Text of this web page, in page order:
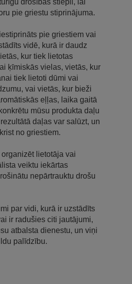
drošības stiepli, lai
pie griestu stiprinājuma.
pie griestiem vai
vidē, kurā ir daudz
kur tiek lietotas
ķīmiskās vielas, vietās, kur
tiek lietoti dūmi vai
vai vietās, kur bieži
eļļas, laika gaitā
mūsu produkta daļu
daļas var salūzt, un
no griestiem.
organizēt lietotāja vai
veiktu iekārtas
nepārtrauktu drošu
par vidi, kurā ir uzstādīts
ir radušies citi jautājumi,
atbalsta dienestu, un viņi
palīdzību.